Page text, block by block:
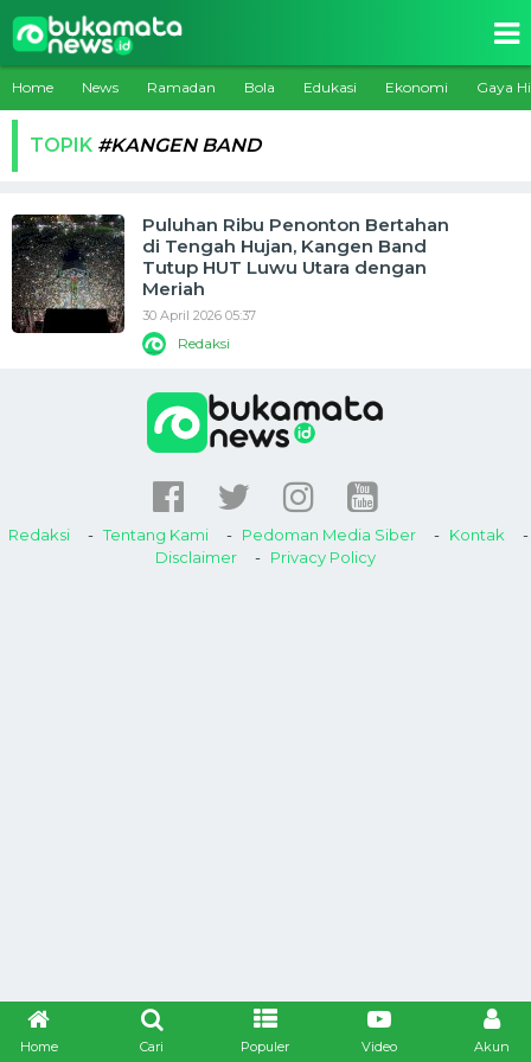
Home Cari Populer Video Akun
Home News Ramadan Bola Edukasi Ekonomi Gaya
TOPIK #KANGEN BAND
Puluhan Ribu Penonton Bertahan
di Tengah Hujan, Kangen Band
Tutup HUT Luwu Utara dengan
Meriah
30 April 2026 05:37
Redaksi
Redaksi Tentang Kami Pedoman Media Siber
Kontak
Disclaimer
Privacy Policy